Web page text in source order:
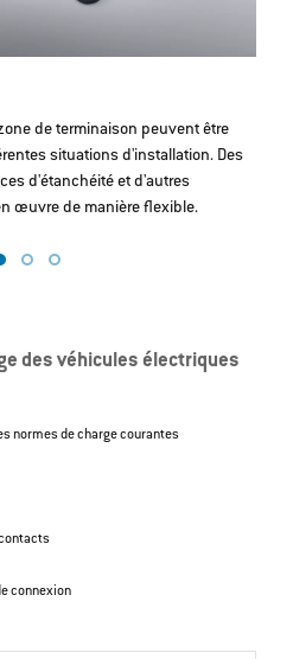
de terminaison peuvent être
situations d'installation. Des
d'étanchéité et d'autres
œuvre de manière flexible.
des véhicules électriques
normes de charge courantes
connexion